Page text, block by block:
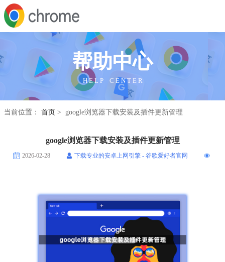
帮助中心
H E L P C E N T E R
当前位置： 首页 > google浏览器下载安装及插件更新管理
google浏览器下载安装及插件更新管理
2026-02-28 下载专业的安卓上网引擎 - 谷歌爱好者官网